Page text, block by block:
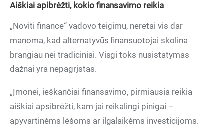
Aiškiai apibrėžti, kokio finansavimo reikia
„Noviti finance“ vadovo teigimu, neretai vis dar
manoma, kad alternatyvūs finansuotojai skolina
brangiau nei tradiciniai. Visgi toks nusistatymas
dažnai yra nepagrįstas.
„Įmonei, ieškančiai finansavimo, pirmiausia reikia
aiškiai apsibrėžti, kam jai reikalingi pinigai –
apyvartinėms lėšoms ar ilgalaikėms investicijoms.